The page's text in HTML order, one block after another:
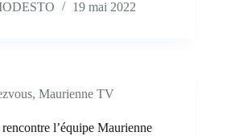
19 mai 2022
, Maurienne TV
l’équipe Maurienne